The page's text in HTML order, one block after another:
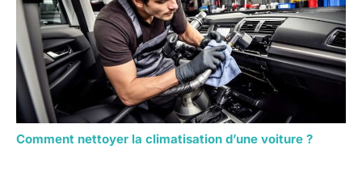
Comment nettoyer la climatisation d’une voiture ?